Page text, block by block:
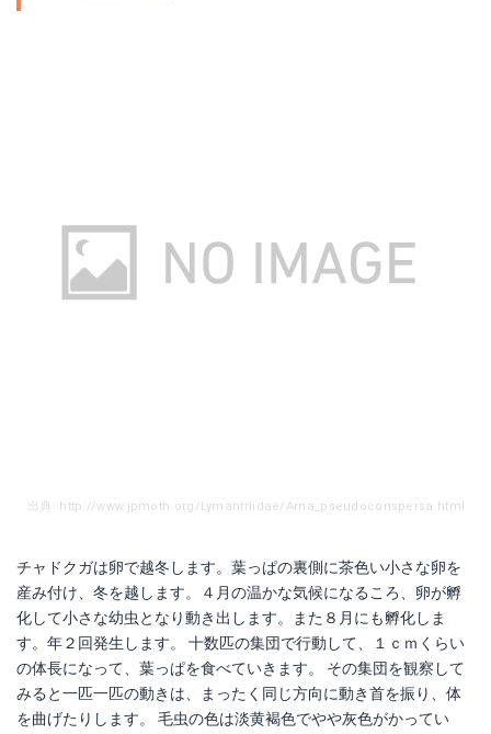
出典: http://www.jpmoth.org/Lymantriidae/Arna_pseudoconspersa.html
チャドクガは卵で越冬します。葉っぱの裏側に茶色い小さな卵を
産み付け、冬を越します。４月の温かな気候になるころ、卵が孵
化して小さな幼虫となり動き出します。また８月にも孵化しま
す。年２回発生します。 十数匹の集団で行動して、１ｃｍくらい
の体長になって、葉っぱを食べていきます。 その集団を観察して
みると一匹一匹の動きは、まったく同じ方向に動き首を振り、体
を曲げたりします。 毛虫の色は淡黄褐色でやや灰色がかってい